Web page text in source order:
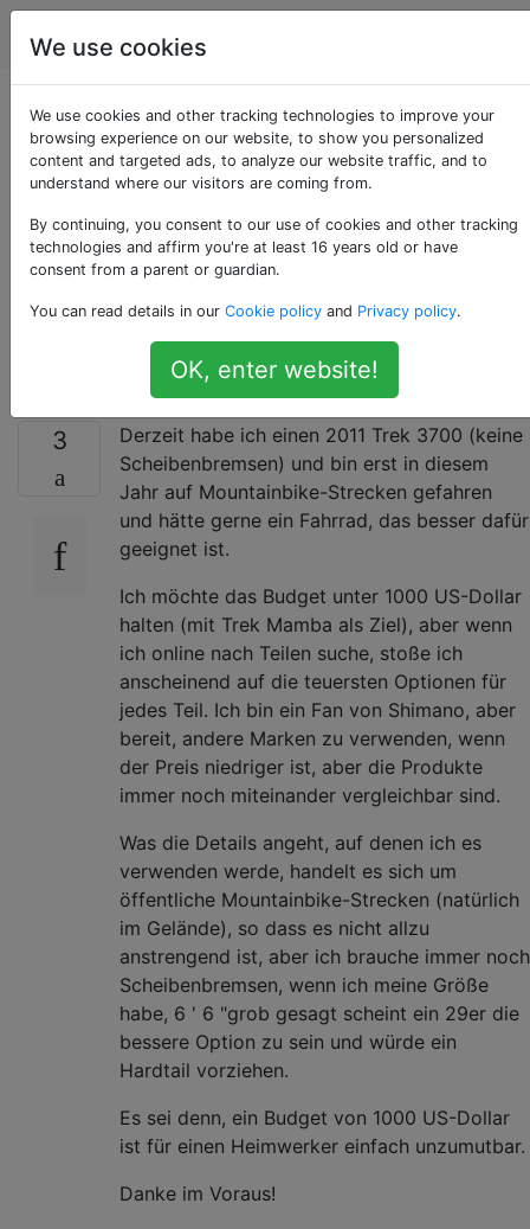
Fahrräder
Ich würde gerne ein
Fahrrad nach Maß
bauen, bin mir aber
nicht sicher, welche
Teile ich kaufen soll
3
Derzeit habe ich einen 2011 Trek 3700 (keine
Scheibenbremsen) und bin erst in diesem
Jahr auf Mountainbike-Strecken gefahren
und hätte gerne ein Fahrrad, das besser dafür
geeignet ist.
Ich möchte das Budget unter 1000 US-Dollar
halten (mit Trek Mamba als Ziel), aber wenn
ich online nach Teilen suche, stoße ich
anscheinend auf die teuersten Optionen für
jedes Teil. Ich bin ein Fan von Shimano, aber
bereit, andere Marken zu verwenden, wenn
der Preis niedriger ist, aber die Produkte
immer noch miteinander vergleichbar sind.
Was die Details angeht, auf denen ich es
verwenden werde, handelt es sich um
öffentliche Mountainbike-Strecken (natürlich
im Gelände), so dass es nicht allzu
anstrengend ist, aber ich brauche immer noch
Scheibenbremsen, wenn ich meine Größe
habe, 6 ' 6 "grob gesagt scheint ein 29er die
bessere Option zu sein und würde ein
Hardtail vorziehen.
Es sei denn, ein Budget von 1000 US-Dollar
ist für einen Heimwerker einfach unzumutbar.
Danke im Voraus!
We use cookies
We use cookies and other tracking technologies to improve your
browsing experience on our website, to show you personalized
content and targeted ads, to analyze our website traffic, and to
understand where our visitors are coming from.
By continuing, you consent to our use of cookies and other tracking
technologies and affirm you're at least 16 years old or have
consent from a parent or guardian.
You can read details in our Cookie policy and Privacy policy.
OK, enter website!